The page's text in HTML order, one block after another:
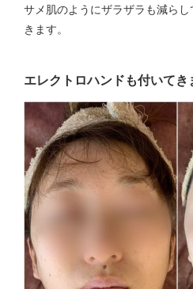
サメ肌のようにザラザラも減ら
きます。
エレクトロハンドも付いてき